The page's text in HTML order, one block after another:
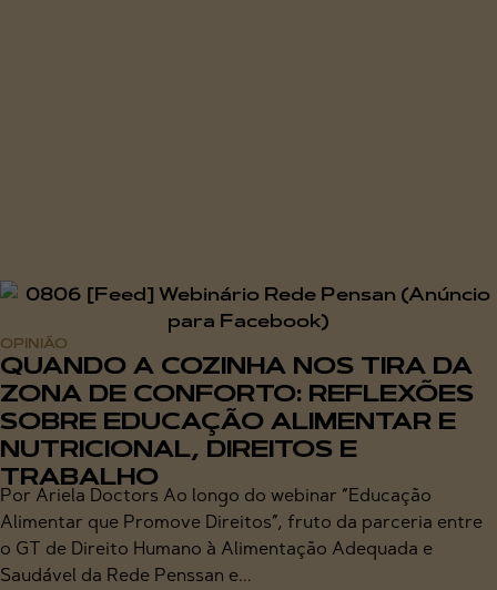
OPINIÃO
QUANDO A COZINHA NOS TIRA DA
ZONA DE CONFORTO: REFLEXÕES
SOBRE EDUCAÇÃO ALIMENTAR E
NUTRICIONAL, DIREITOS E
TRABALHO
Por Ariela Doctors Ao longo do webinar “Educação
Alimentar que Promove Direitos”, fruto da parceria entre
o GT de Direito Humano à Alimentação Adequada e
Saudável da Rede Penssan e...